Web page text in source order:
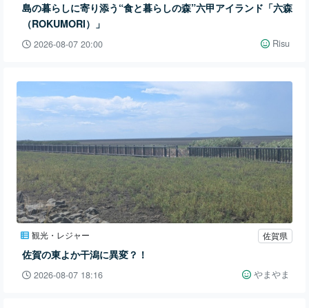
島の暮らしに寄り添う“食と暮らしの森”六甲アイランド「六森
（ROKUMORI）」
2026-08-07 20:00 Risu
観光・レジャー 佐賀県
佐賀の東よか干潟に異変？！
2026-08-07 18:16 やまやま